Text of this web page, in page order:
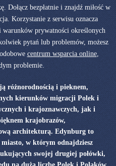
Dołącz bezpłatnie i znajdź miłość w
Korzystanie z serwisu oznacza
warunków prywatności określonych
pytań lub problemów, możesz
centrum wsparcia online,
problemie.
różnorodnością i pieknem,
kierunków migracji Polek i
i krajoznawczych, jak i
krajobrazów,
architekturą. Edynburg to
w którym odnajdziesz
swojej drugiej połówki,
na dużą liczbę Polek i Polaków